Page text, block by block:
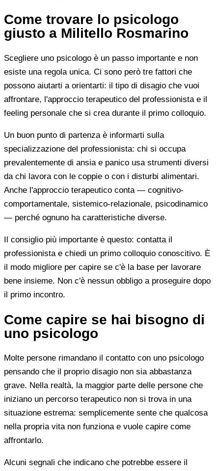
Come trovare lo psicologo
giusto a Militello Rosmarino
Scegliere uno psicologo è un passo importante e non
esiste una regola unica. Ci sono però tre fattori che
possono aiutarti a orientarti: il tipo di disagio che vuoi
affrontare, l'approccio terapeutico del professionista e il
feeling personale che si crea durante il primo colloquio.
Un buon punto di partenza è informarti sulla
specializzazione del professionista: chi si occupa
prevalentemente di ansia e panico usa strumenti diversi
da chi lavora con le coppie o con i disturbi alimentari.
Anche l'approccio terapeutico conta — cognitivo-
comportamentale, sistemico-relazionale, psicodinamico
— perché ognuno ha caratteristiche diverse.
Il consiglio più importante è questo: contatta il
professionista e chiedi un primo colloquio conoscitivo. È
il modo migliore per capire se c'è la base per lavorare
bene insieme. Non c'è nessun obbligo a proseguire dopo
il primo incontro.
Come capire se hai bisogno di
uno psicologo
Molte persone rimandano il contatto con uno psicologo
pensando che il proprio disagio non sia abbastanza
grave. Nella realtà, la maggior parte delle persone che
iniziano un percorso terapeutico non si trova in una
situazione estrema: semplicemente sente che qualcosa
nella propria vita non funziona e vuole capire come
affrontarlo.
Alcuni segnali che indicano che potrebbe essere il